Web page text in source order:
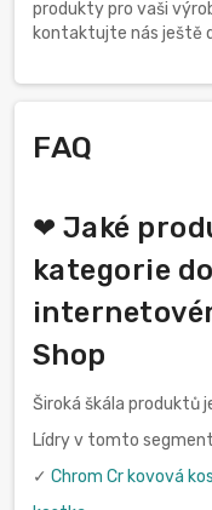
produkty pro vaši
kontaktujte nás ještě
FAQ
❤ Jaké
kategorie
Shop
Široká škála produktů
Lídry v tomto
✓ Chrom Cr kovová